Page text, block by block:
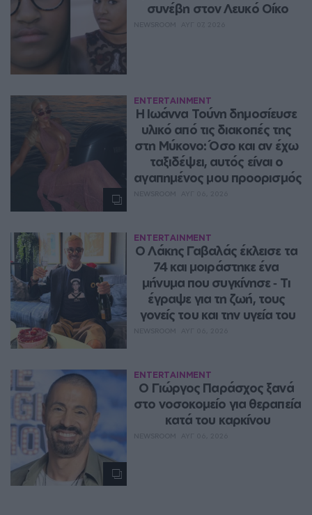
συνέβη στον Λευκό Οίκο
ENTERTAINMENT
Η Ιωάννα Τούνη δημοσίευσε
υλικό από τις διακοπές της
στη Μύκονο: Όσο και αν έχω
ταξιδέψει, αυτός είναι ο
αγαπημένος μου προορισμός
ENTERTAINMENT
Ο Λάκης Γαβαλάς έκλεισε τα
74 και μοιράστηκε ένα
μήνυμα που συγκίνησε ‑ Τι
έγραψε για τη ζωή, τους
γονείς του και την υγεία του
ENTERTAINMENT
O Γιώργος Παράσχος ξανά
στο νοσοκομείο για θεραπεία
κατά του καρκίνου